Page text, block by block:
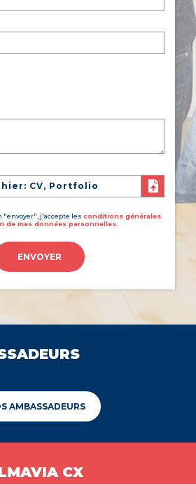
CV, Portfolio
"envoyer", j'accepte les conditions générales
de mes données personnelles.
ENVOYER
AMBASSADEURS
CX